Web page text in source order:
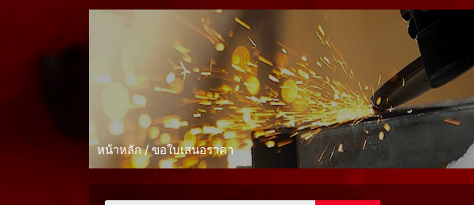
หน้าหลัก/ ขอใบเสนอราคา